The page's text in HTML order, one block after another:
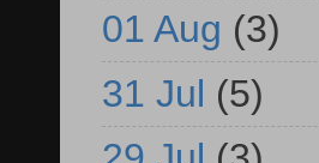
01 Aug (3)
31 Jul (5)